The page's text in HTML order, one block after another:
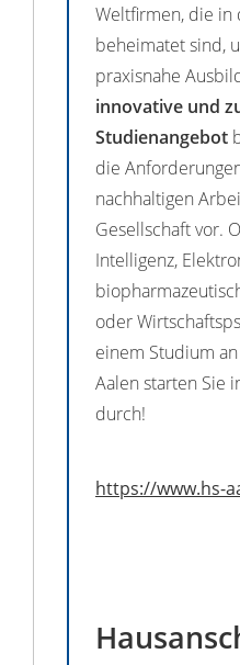
Weltfirmen, die in
beheimatet sind,
praxisnahe
innovative und
Studienangebot
die
nachhaltigen
Gesellschaft vor.
Intelligenz,
oder
einem Studium
Aalen starten Sie
durch!
https://www.hs-